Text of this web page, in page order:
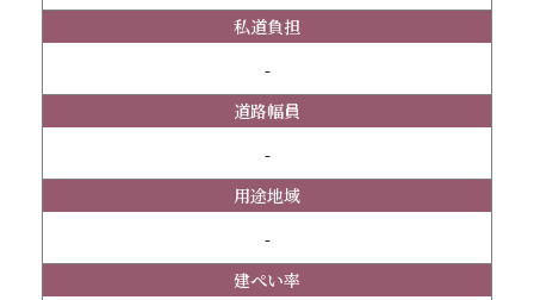
私道負担
-
道路幅員
-
用途地域
-
建ぺい率